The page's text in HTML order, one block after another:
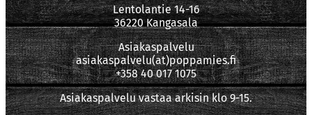
Lentolantie 14-16
36220 Kangasala
Asiakaspalvelu
asiakaspalvelu(at)poppamies.fi
+358 40 017 1075
Asiakaspalvelu vastaa arkisin klo 9-15.